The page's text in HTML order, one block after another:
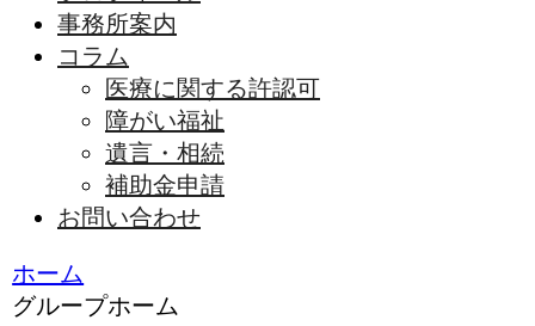
事務所案内
コラム
医療に関する許認可
障がい福祉
遺言・相続
補助金申請
お問い合わせ
ホーム
グループホーム